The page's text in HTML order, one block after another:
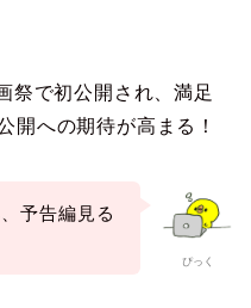
祭で初公開され、満足
開への期待が高まる！
ぴっく
予告編見る